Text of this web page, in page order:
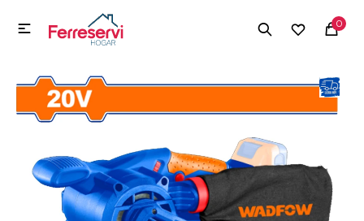
0

MI CUENTA
Electrodomésticos